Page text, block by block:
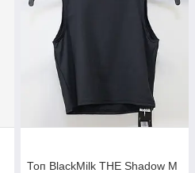
Топ BlackMilk THE Shadow M